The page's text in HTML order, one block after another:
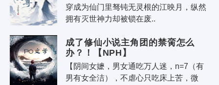
穿成为仙门里驽钝无灵根的江映月，纵然
拥有灭世神力却被锁在废..
成了修仙小说主角团的禁脔怎么
办？！【NPH】
【阴间女嬷，男女通吃万人迷，n=7（有
男有女全洁），不虐心只吃床上苦，微